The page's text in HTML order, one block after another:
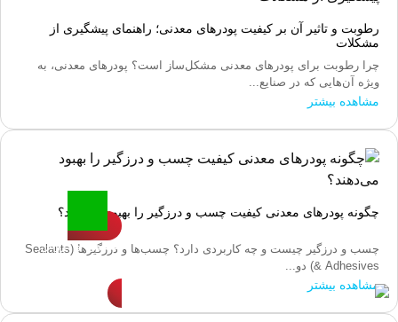
رطوبت و تاثیر آن بر کیفیت پودرهای معدنی؛ راهنمای پیشگیری از
مشکلات
چرا رطوبت برای پودرهای معدنی مشکل‌ساز است؟ پودرهای معدنی، به
ویژه آن‌هایی که در صنایع...
مشاهده بیشتر
چگونه پودرهای معدنی کیفیت چسب و درزگیر را بهبود می‌دهند؟
چسب و درزگیر چیست و چه کاربردی دارد؟ چسب‌ها و درزگیرها (Sealants
& Adhesives) دو...
مشاهده بیشتر
مشاوره و فروش